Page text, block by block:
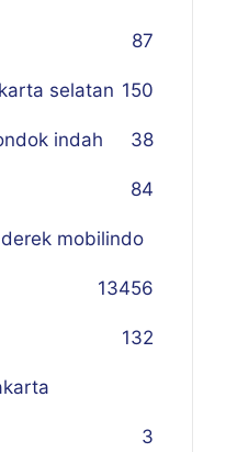
87
selatan 150
indah 38
84
mobilindo
56
134
132
3